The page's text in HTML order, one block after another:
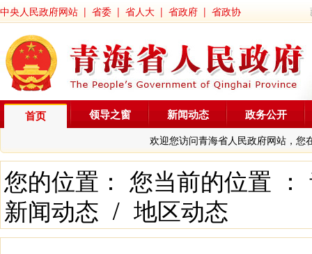
中央人民政府网站 | 省委 | 省人大 | 省政府 | 省政协
首页
欢迎您访问青海省人民政府网站，您
领导之窗 新闻动态 政务公开
您的位置： 您当前的位置 ：
新闻动态 / 地区动态